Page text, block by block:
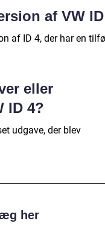
af VW
af ID 4, der har en
eller
ID 4?
udgave, der blev
her